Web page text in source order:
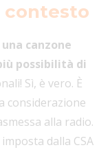
contesto
una canzone
possibilità di
Sì, è vero. È
considerazione
alla radio.
dalla CSA